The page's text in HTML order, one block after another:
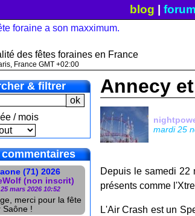
blog forum
des fêtes foraines en France
France GMT +02:00
& filtrer
/ mois
(71) 2026
(non inscrit)
mars 2026 10:52
merci pour la fête
Saône !
Annecy
mardi 25
Depuis le samedi 22
présents comme
L'Air Crash est un